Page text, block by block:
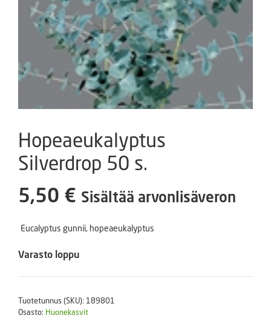
Hopeaeukalyptus
Silverdrop 50 s.
5,50 € Sisältää arvonlisäveron
Eucalyptus gunnii, hopeaeukalyptus
Varasto loppu
Tuotetunnus (SKU): 189801
Osasto: Huonekasvit